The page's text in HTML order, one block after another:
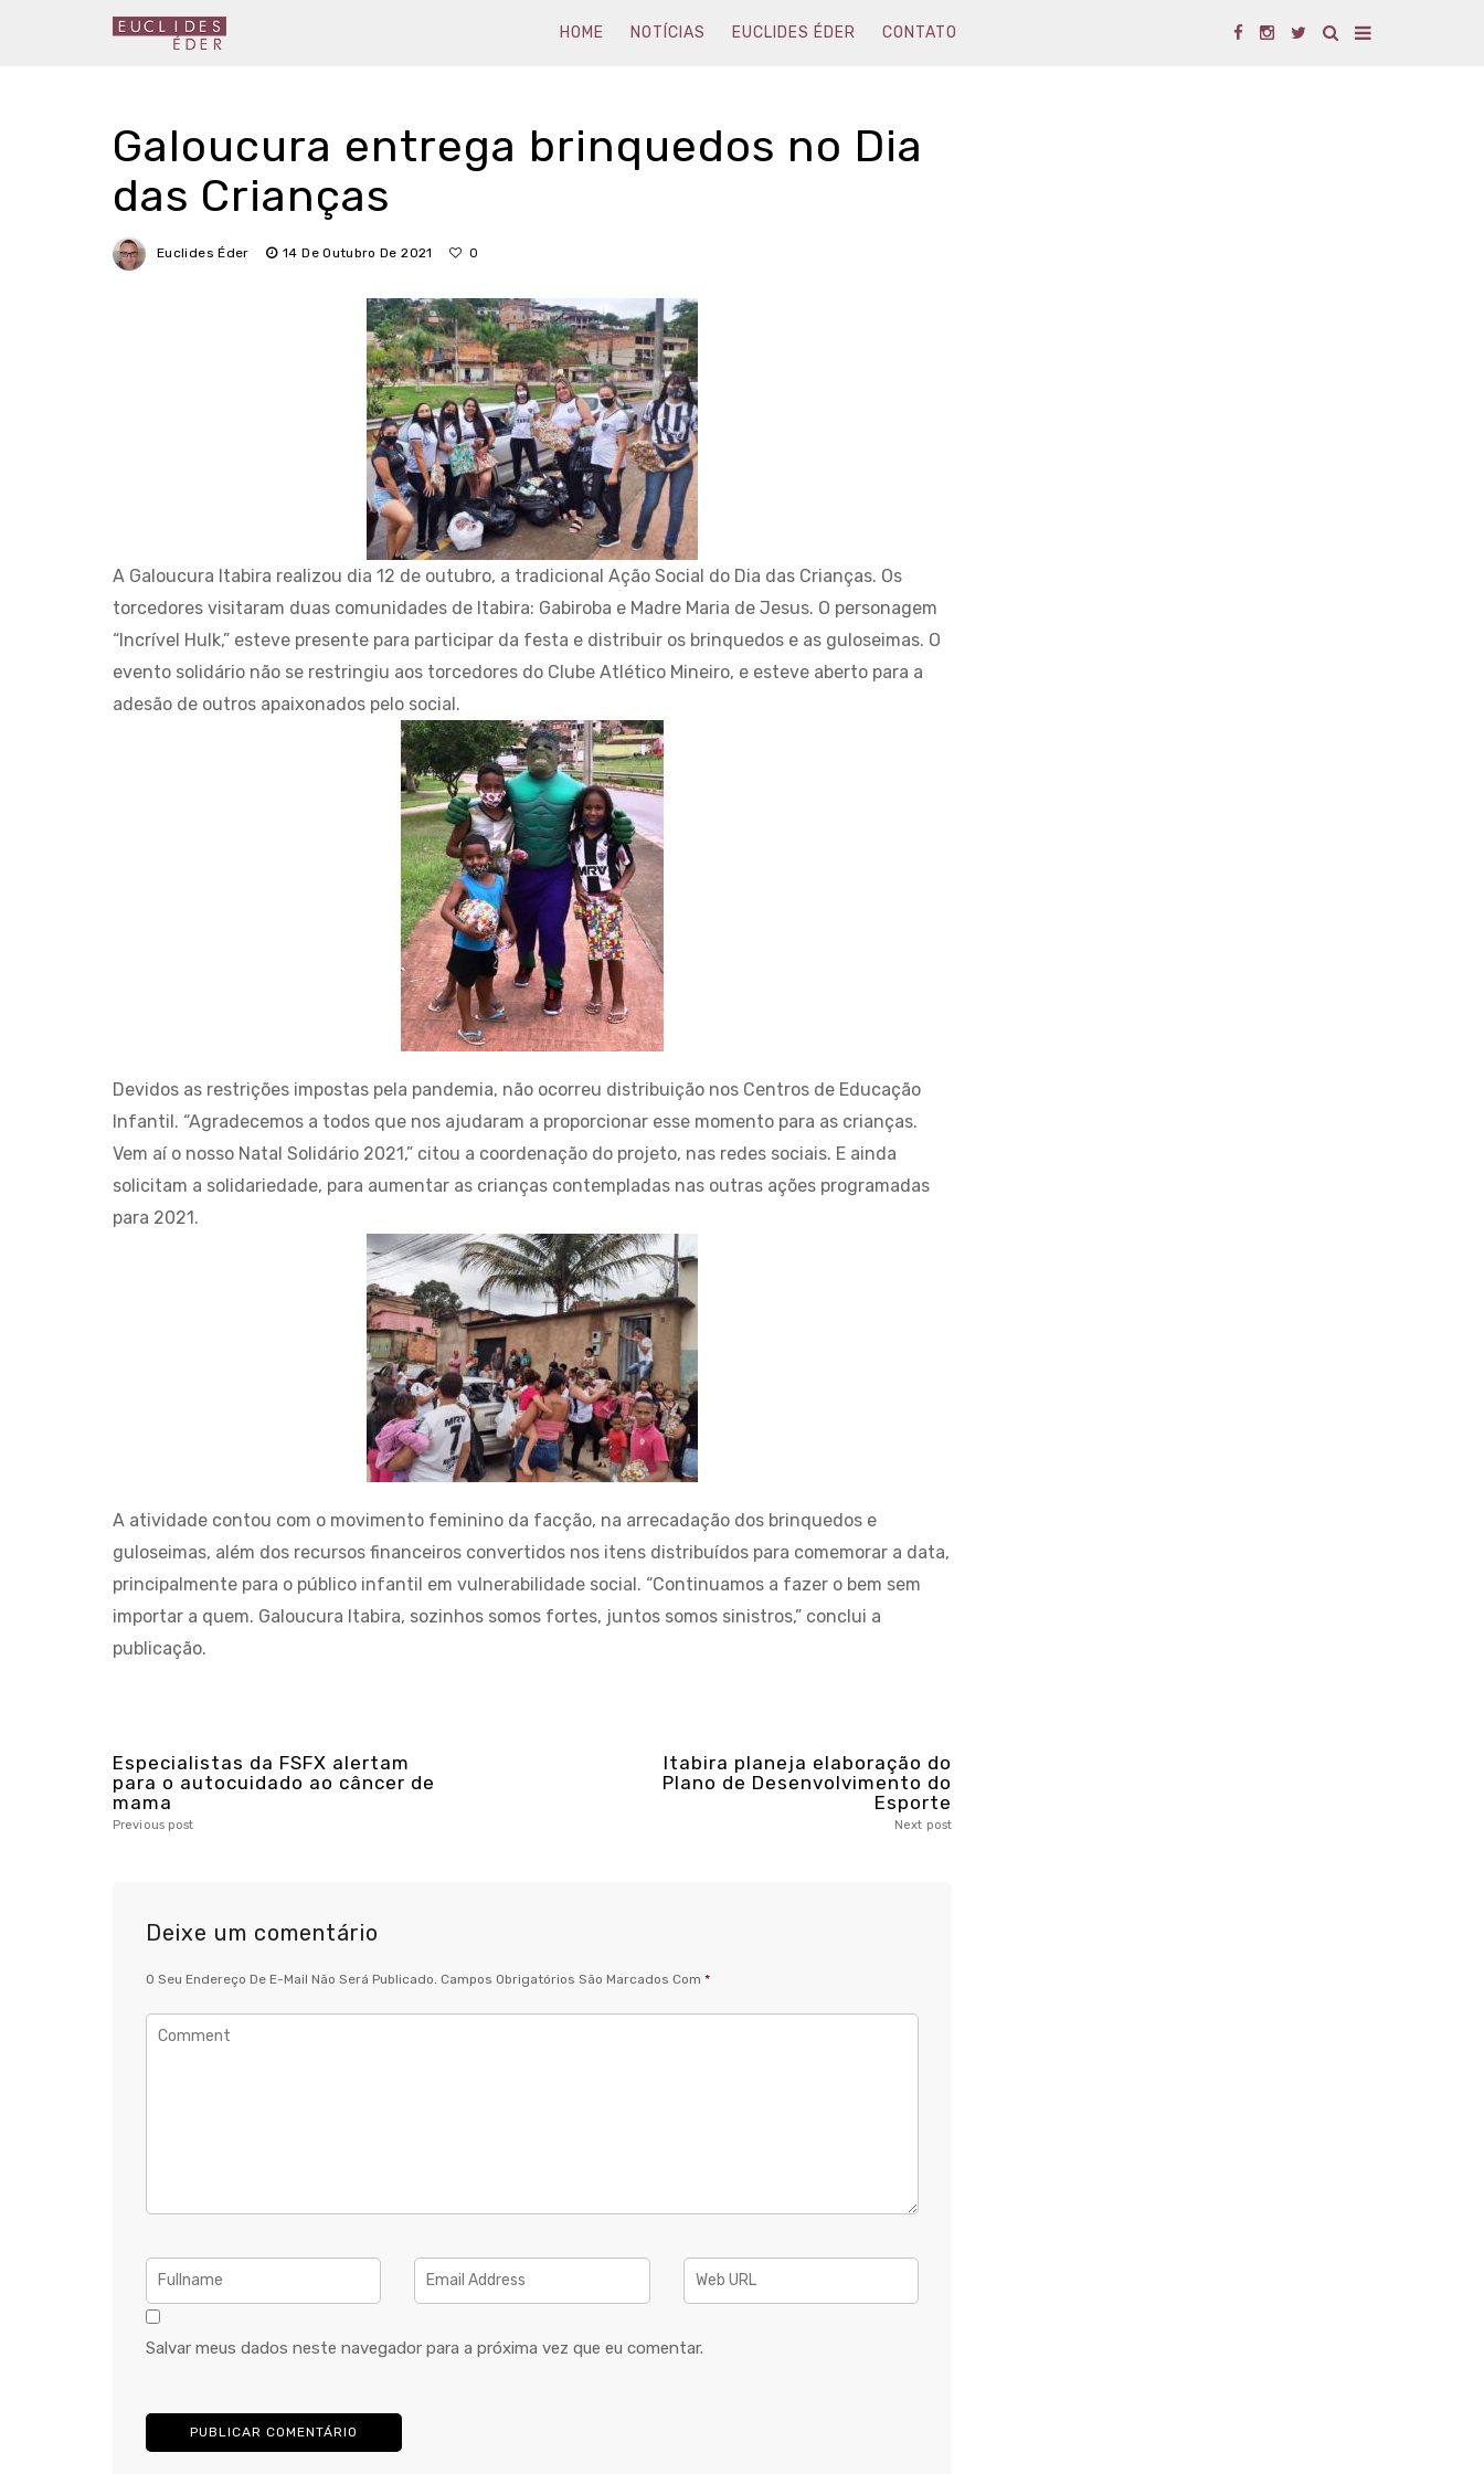
HOME NOTÍCIAS EUCLIDES ÉDER CONTATO
Galoucura entrega brinquedos no Dia
das Crianças
Euclides Éder 14 De Outubro De 2021 0
A Galoucura Itabira realizou dia 12 de outubro, a tradicional Ação Social do Dia das Crianças. Os
torcedores visitaram duas comunidades de Itabira: Gabiroba e Madre Maria de Jesus. O personagem
“Incrível Hulk,” esteve presente para participar da festa e distribuir os brinquedos e as guloseimas. O
evento solidário não se restringiu aos torcedores do Clube Atlético Mineiro, e esteve aberto para a
adesão de outros apaixonados pelo social.
Devidos as restrições impostas pela pandemia, não ocorreu distribuição nos Centros de Educação
Infantil. “Agradecemos a todos que nos ajudaram a proporcionar esse momento para as crianças.
Vem aí o nosso Natal Solidário 2021,” citou a coordenação do projeto, nas redes sociais. E ainda
solicitam a solidariedade, para aumentar as crianças contempladas nas outras ações programadas
para 2021.
A atividade contou com o movimento feminino da facção, na arrecadação dos brinquedos e
guloseimas, além dos recursos financeiros convertidos nos itens distribuídos para comemorar a data,
principalmente para o público infantil em vulnerabilidade social. “Continuamos a fazer o bem sem
importar a quem. Galoucura Itabira, sozinhos somos fortes, juntos somos sinistros,” conclui a
publicação.
Especialistas da FSFX alertam
para o autocuidado ao câncer de
mama
Previous post
Itabira planeja elaboração do
Plano de Desenvolvimento do
Esporte
Next post
Deixe um comentário
O Seu Endereço De E-Mail Não Será Publicado. Campos Obrigatórios São Marcados Com *
Salvar meus dados neste navegador para a próxima vez que eu comentar.